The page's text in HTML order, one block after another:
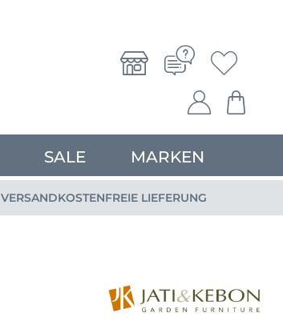
SALE MARKEN
VERSANDKOSTENFREIE LIEFERUNG